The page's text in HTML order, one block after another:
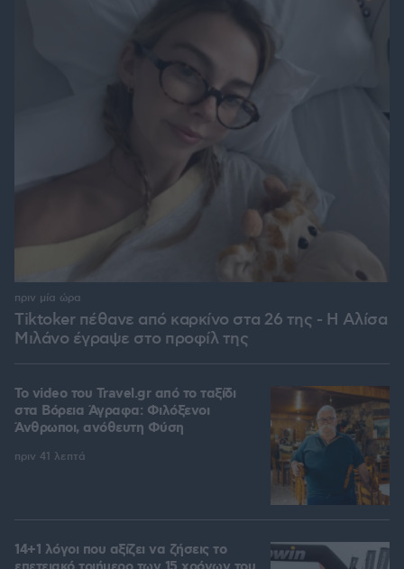
Tiktoker πέθανε από καρκίνο στα 26 της - Η Αλίσα
Μιλάνο έγραψε στο προφίλ της
πριν μία ώρα
To video του Travel.gr από το ταξίδι
στα Βόρεια Άγραφα: Φιλόξενοι
Άνθρωποι, ανόθευτη Φύση
πριν 41 λεπτά
14+1 λόγοι που αξίζει να ζήσεις το